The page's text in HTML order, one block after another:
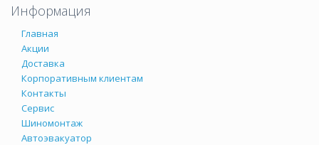
Информация
Главная
Акции
Доставка
Корпоративным клиентам
Контакты
Сервис
Шиномонтаж
Автоэвакуатор